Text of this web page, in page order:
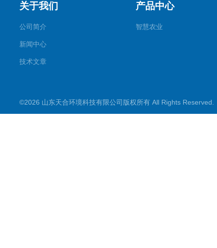
关于我们
公司简介
新闻中心
技术文章
产品中心
智慧农业
©2026 山东天合环境科技有限公司版权所有 All Rights